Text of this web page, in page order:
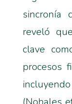
sincronía
reveló
clave
procesos